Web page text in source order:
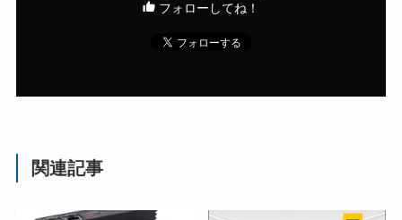
フォローしてね！
関連記事